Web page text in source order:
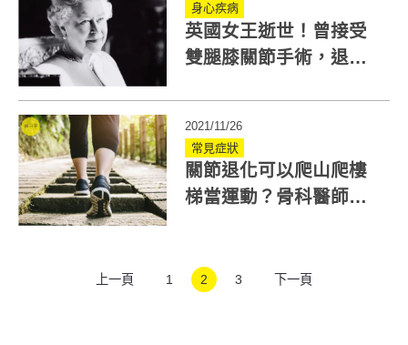
身心疾病
英國女王逝世！曾接受
雙腿膝關節手術，退化
2021/11/26
常見症狀
關節退化可以爬山爬樓
梯當運動？骨科醫師分
上一頁 1 2 3 下一頁